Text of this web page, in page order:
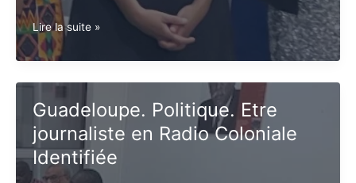
Guadeloupe.
Le
temps
n’est
pas
fini
!
Lire la suite »
Guadeloupe. Politique. Etre
journaliste en Radio Coloniale
Identifiée